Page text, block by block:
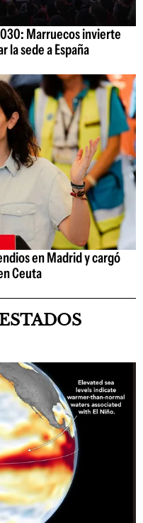
Marruecos invierte
la sede a España
en Madrid y cargó
Ceuta